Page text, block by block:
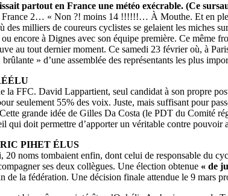
partout en France une météo exécrable. (Ce
France 2… « Non ?! moins 14 !!!!!!… À Mouthe. Et en
des milliers de coureurs cyclistes se gelaient les miches
encore à Dignes avec son équipe première. Ce même
au tout dernier moment. Ce samedi 23 février où, à
» d’une assemblée des représentants les plus
la FFC. David Lappartient, seul candidat à son propre
seulement 55% des voix. Juste, mais suffisant pour
grande idée de Gilles Da Costa (le PDT du Comité
qui doit permettre d’apporter un véritable contre
PIHET ÉLUS
20 noms tombaient enfin, dont celui de responsable du
ses deux collègues. Une élection obtenue « de
de la fédération. Une décision finale attendue le 9 mars